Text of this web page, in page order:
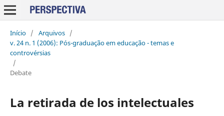
Início / Arquivos /
v. 24 n. 1 (2006): Pós-graduação em educação - temas e
controvérsias
/
Debate
La retirada de los intelectuales